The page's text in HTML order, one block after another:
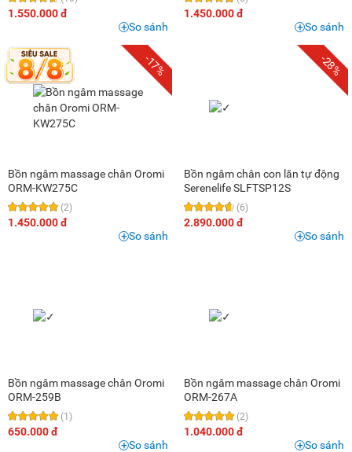
1.550.000 đ
So sánh
1.450.000 đ
So sánh
-17%
Bồn ngâm massage chân Oromi
ORM-KW275C
(2)
1.450.000 đ
So sánh
-28%
Bồn ngâm chân con lăn tự động
Serenelife SLFTSP12S
(6)
2.890.000 đ
So sánh
Bồn ngâm massage chân Oromi
ORM-259B
(1)
650.000 đ
So sánh
Bồn ngâm massage chân Oromi
ORM-267A
(2)
1.040.000 đ
So sánh